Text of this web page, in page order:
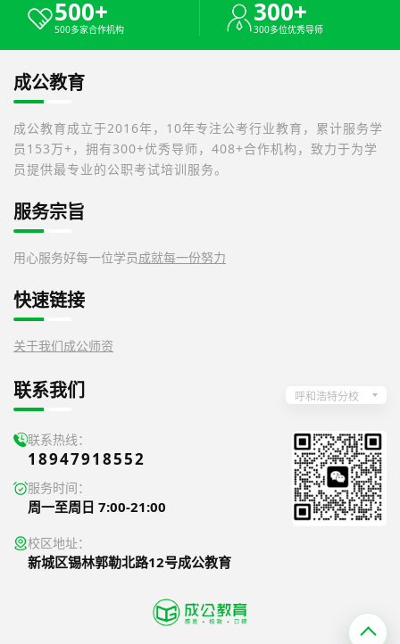
500+
500多家合作机构
300+
300多位优秀导师
成公教育
成公教育成立于2016年，10年专注公考行业教育，累计服务学
员153万+，拥有300+优秀导师，408+合作机构，致力于为学
员提供最专业的公职考试培训服务。
服务宗旨
用心服务好每一位学员成就每一份努力
快速链接
关于我们成公师资
联系我们 呼和浩特分校
联系热线：
18947918552
服务时间：
周一至周日 7:00-21:00
校区地址：
新城区锡林郭勒北路12号成公教育